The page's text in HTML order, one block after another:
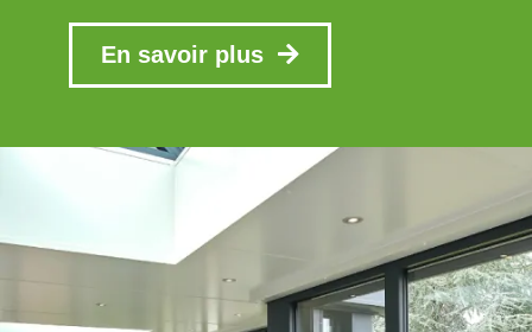
En savoir plus